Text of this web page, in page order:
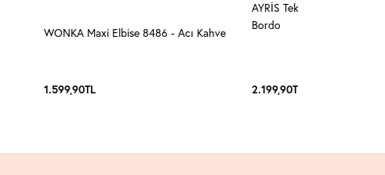
WONKA Maxi Elbise 8486 - Acı Kahve
1.599,90TL
AYRİS Tek Omuz Maxi
Bordo
2.199,90TL